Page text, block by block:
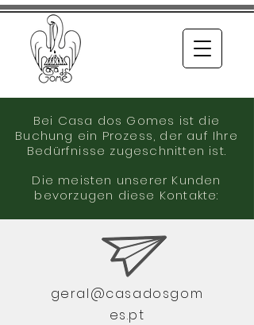
Bei Casa dos Gomes ist die
Buchung ein Prozess, der auf Ihre
Bedürfnisse zugeschnitten ist.
Die meisten unserer Kunden
bevorzugen diese Kontakte:
geral@casadosgom
es.pt